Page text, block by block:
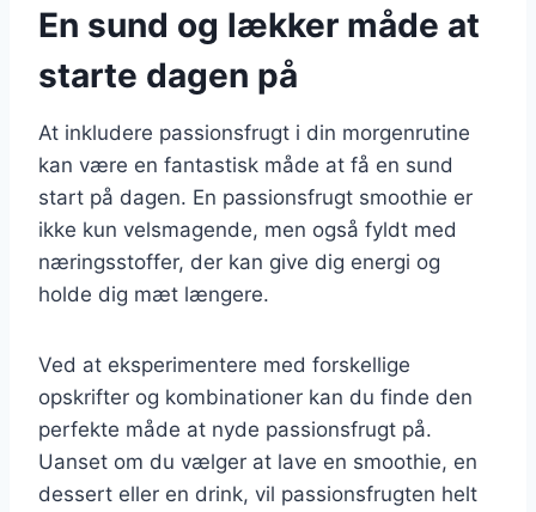
En sund og lækker måde at
starte dagen på
At inkludere passionsfrugt i din morgenrutine
kan være en fantastisk måde at få en sund
start på dagen. En passionsfrugt smoothie er
ikke kun velsmagende, men også fyldt med
næringsstoffer, der kan give dig energi og
holde dig mæt længere.
Ved at eksperimentere med forskellige
opskrifter og kombinationer kan du finde den
perfekte måde at nyde passionsfrugt på.
Uanset om du vælger at lave en smoothie, en
dessert eller en drink, vil passionsfrugten helt